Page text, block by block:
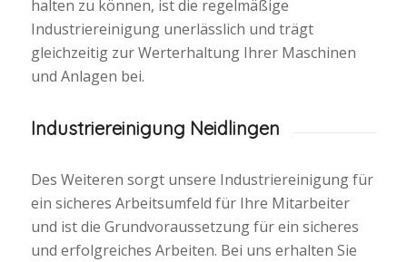
halten zu können, ist die regelmäßige
Industriereinigung unerlässlich und trägt
gleichzeitig zur Werterhaltung Ihrer Maschinen
und Anlagen bei.
Industriereinigung Neidlingen
Des Weiteren sorgt unsere Industriereinigung für
ein sicheres Arbeitsumfeld für Ihre Mitarbeiter
und ist die Grundvoraussetzung für ein sicheres
und erfolgreiches Arbeiten. Bei uns erhalten Sie